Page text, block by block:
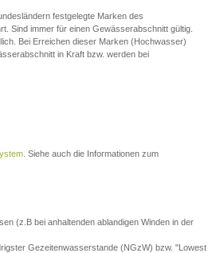
festgelegte Marken des
Sind immer für einen Gewässerabschnitt gültig.
Bei Erreichen dieser Marken (Hochwasser)
in Kraft bzw. werden bei
. Siehe auch die Informationen zum
(z.B bei anhaltenden ablandigen Winden in der
Gezeitenwasserstande (NGzW) bzw. "Lowest